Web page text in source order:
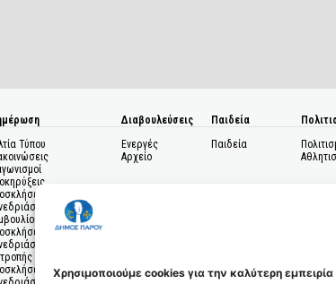
Χρησιμοποιούμε cookies για την καλύτερη
Τύπου
σε
Δημοτικού
σε
Δημοτικής
σε
Διαβουλεύσεις
Ενεργές
Αρχείο
Παιδεία
Παιδεία